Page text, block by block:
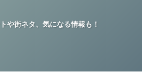
や街ネタ、気になる情報も！